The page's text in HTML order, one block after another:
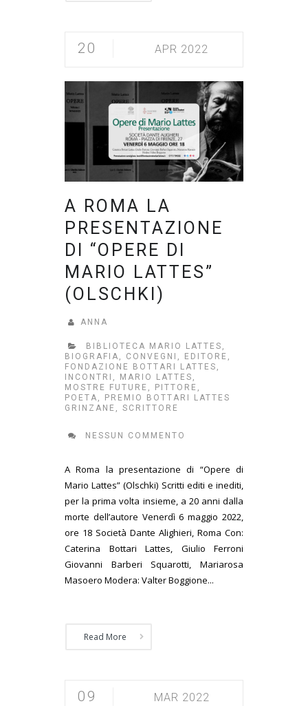
20 APR 2022
A ROMA LA
PRESENTAZIONE
DI “OPERE DI
MARIO LATTES”
(OLSCHKI)
ANNA
BIBLIOTECA MARIO LATTES ,
BIOGRAFIA , CONVEGNI , EDITORE ,
FONDAZIONE BOTTARI LATTES ,
INCONTRI , MARIO LATTES ,
MOSTRE FUTURE , PITTORE ,
POETA ,
PREMIO BOTTARI LATTES
GRINZANE , SCRITTORE
NESSUN COMMENTO
A Roma la presentazione di “Opere di
Mario Lattes” (Olschki) Scritti editi e inediti,
per la prima volta insieme, a 20 anni dalla
morte dell’autore Venerdì 6 maggio 2022,
ore 18 Società Dante Alighieri, Roma Con:
Caterina Bottari Lattes, Giulio Ferroni
Giovanni Barberi Squarotti, Mariarosa
Masoero Modera: Valter Boggione...
Read More
09 MAR 2022